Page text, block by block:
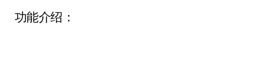
功能介绍：